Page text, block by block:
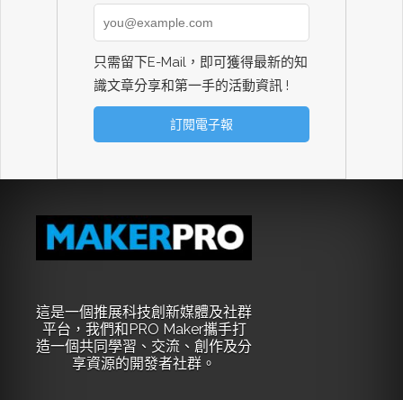
只需留下E-Mail，即可獲得最新的知
識文章分享和第一手的活動資訊 !
這是一個推展科技創新媒體及社群
平台，我們和PRO Maker攜手打
造一個共同學習、交流、創作及分
享資源的開發者社群。